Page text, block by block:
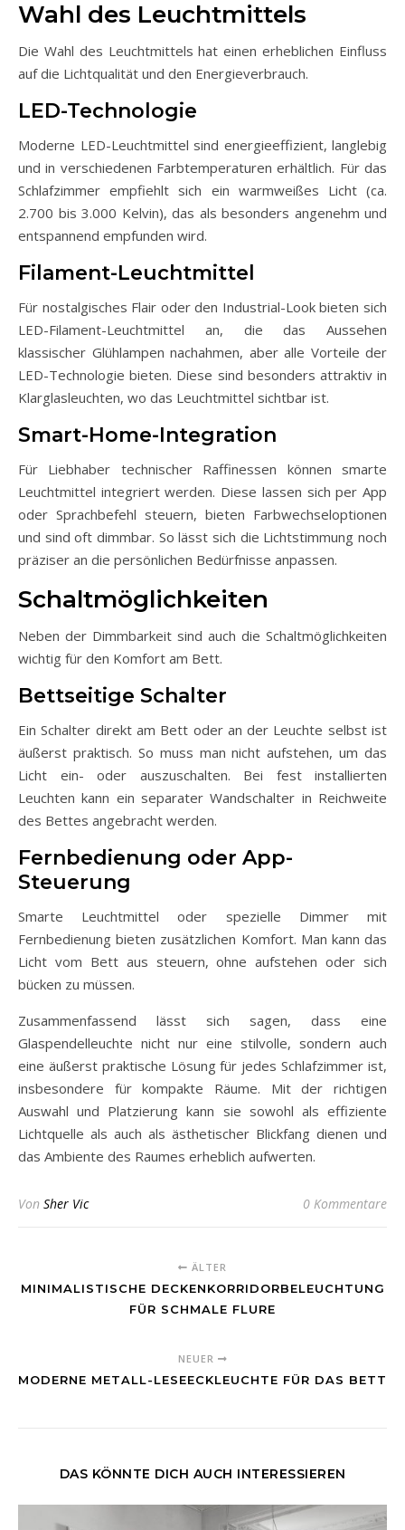
Wahl des Leuchtmittels
Die Wahl des Leuchtmittels hat einen erheblichen Einfluss
auf die Lichtqualität und den Energieverbrauch.
LED-Technologie
Moderne LED-Leuchtmittel sind energieeffizient, langlebig
und in verschiedenen Farbtemperaturen erhältlich. Für das
Schlafzimmer empfiehlt sich ein warmweißes Licht (ca.
2.700 bis 3.000 Kelvin), das als besonders angenehm und
entspannend empfunden wird.
Filament-Leuchtmittel
Für nostalgisches Flair oder den Industrial-Look bieten sich
LED-Filament-Leuchtmittel an, die das Aussehen
klassischer Glühlampen nachahmen, aber alle Vorteile der
LED-Technologie bieten. Diese sind besonders attraktiv in
Klarglasleuchten, wo das Leuchtmittel sichtbar ist.
Smart-Home-Integration
Für Liebhaber technischer Raffinessen können smarte
Leuchtmittel integriert werden. Diese lassen sich per App
oder Sprachbefehl steuern, bieten Farbwechseloptionen
und sind oft dimmbar. So lässt sich die Lichtstimmung noch
präziser an die persönlichen Bedürfnisse anpassen.
Schaltmöglichkeiten
Neben der Dimmbarkeit sind auch die Schaltmöglichkeiten
wichtig für den Komfort am Bett.
Bettseitige Schalter
Ein Schalter direkt am Bett oder an der Leuchte selbst ist
äußerst praktisch. So muss man nicht aufstehen, um das
Licht ein- oder auszuschalten. Bei fest installierten
Leuchten kann ein separater Wandschalter in Reichweite
des Bettes angebracht werden.
Fernbedienung oder App-
Steuerung
Smarte Leuchtmittel oder spezielle Dimmer mit
Fernbedienung bieten zusätzlichen Komfort. Man kann das
Licht vom Bett aus steuern, ohne aufstehen oder sich
bücken zu müssen.
Zusammenfassend lässt sich sagen, dass eine
Glaspendelleuchte nicht nur eine stilvolle, sondern auch
eine äußerst praktische Lösung für jedes Schlafzimmer ist,
insbesondere für kompakte Räume. Mit der richtigen
Auswahl und Platzierung kann sie sowohl als effiziente
Lichtquelle als auch als ästhetischer Blickfang dienen und
das Ambiente des Raumes erheblich aufwerten.
Von Sher Vic 0 Kommentare
ÄLTER
MINIMALISTISCHE DECKENKORRIDORBELEUCHTUNG
FÜR SCHMALE FLURE
NEUER
MODERNE METALL-LESEECKLEUCHTE FÜR DAS BETT
DAS KÖNNTE DICH AUCH INTERESSIEREN